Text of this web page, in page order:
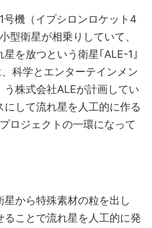
号機（イプシロンロケット4
型衛星が相乗りしていて、
を放つという衛星｢ALE-1｣
科学とエンターテインメン
う株式会社ALEが計画してい
にして流れ星を人工的に作る
ロジェクトの一環になって
から特殊素材の粒を出し
ることで流れ星を人工的に発